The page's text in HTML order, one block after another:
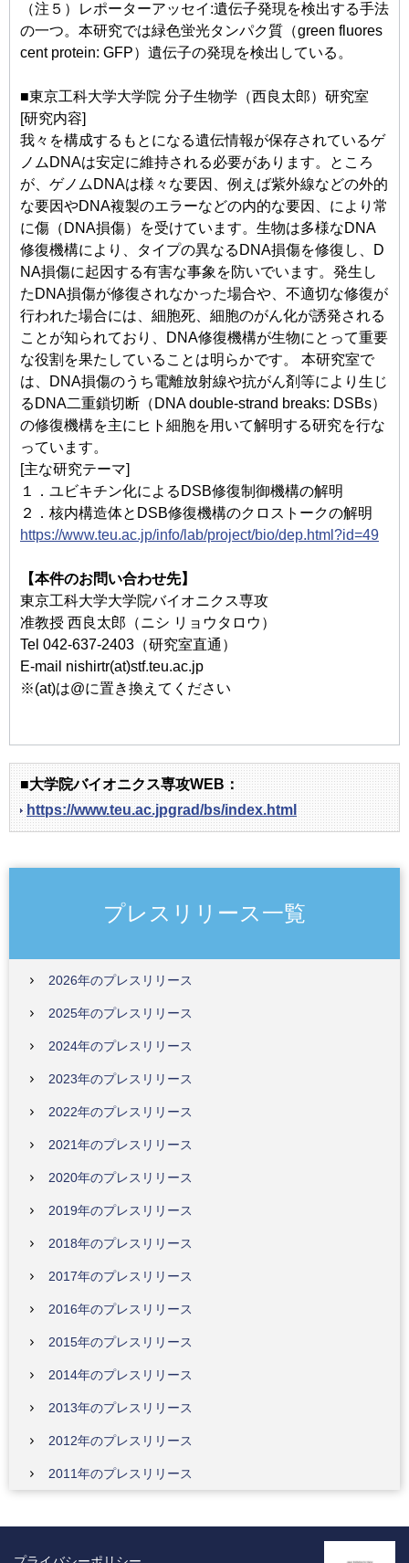
（注５）レポーターアッセイ:遺伝子発現を検出する手法
の一つ。本研究では緑色蛍光タンパク質（green fluores
cent protein: GFP）遺伝子の発現を検出している。
■東京工科大学大学院 分子生物学（西良太郎）研究室
[研究内容]
我々を構成するもとになる遺伝情報が保存されているゲ
ノムDNAは安定に維持される必要があります。ところ
が、ゲノムDNAは様々な要因、例えば紫外線などの外的
な要因やDNA複製のエラーなどの内的な要因、により常
に傷（DNA損傷）を受けています。生物は多様なDNA
修復機構により、タイプの異なるDNA損傷を修復し、D
NA損傷に起因する有害な事象を防いでいます。発生し
たDNA損傷が修復されなかった場合や、不適切な修復が
行われた場合には、細胞死、細胞のがん化が誘発される
ことが知られており、DNA修復機構が生物にとって重要
な役割を果たしていることは明らかです。 本研究室で
は、DNA損傷のうち電離放射線や抗がん剤等により生じ
るDNA二重鎖切断（DNA double-strand breaks: DSBs）
の修復機構を主にヒト細胞を用いて解明する研究を行な
っています。
[主な研究テーマ]
１．ユビキチン化によるDSB修復制御機構の解明
２．核内構造体とDSB修復機構のクロストークの解明
https://www.teu.ac.jp/info/lab/project/bio/dep.html?id=49
【本件のお問い合わせ先】
東京工科大学大学院バイオニクス専攻
准教授 西良太郎（ニシ リョウタロウ）
Tel 042-637-2403（研究室直通）
E-mail nishirtr(at)stf.teu.ac.jp
※(at)は@に置き換えてください
■大学院バイオニクス専攻WEB：
https://www.teu.ac.jpgrad/bs/index.html
プレスリリース一覧
2026年のプレスリリース
2025年のプレスリリース
2024年のプレスリリース
2023年のプレスリリース
2022年のプレスリリース
2021年のプレスリリース
2020年のプレスリリース
2019年のプレスリリース
2018年のプレスリリース
2017年のプレスリリース
2016年のプレスリリース
2015年のプレスリリース
2014年のプレスリリース
2013年のプレスリリース
2012年のプレスリリース
2011年のプレスリリース